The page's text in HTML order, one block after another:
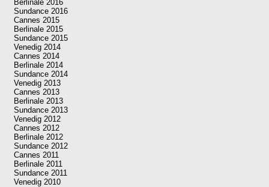
Berlinale 2016
Sundance 2016
Cannes 2015
Berlinale 2015
Sundance 2015
Venedig 2014
Cannes 2014
Berlinale 2014
Sundance 2014
Venedig 2013
Cannes 2013
Berlinale 2013
Sundance 2013
Venedig 2012
Cannes 2012
Berlinale 2012
Sundance 2012
Cannes 2011
Berlinale 2011
Sundance 2011
Venedig 2010